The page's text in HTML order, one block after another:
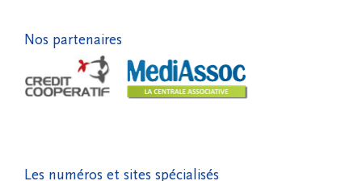
Nos partenaires
Les numéros et sites spécialisés